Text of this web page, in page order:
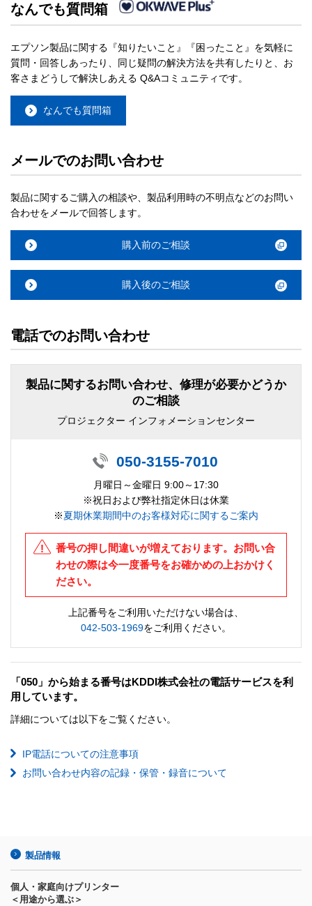
なんでも質問箱
エプソン製品に関する『知りたいこと』『困ったこと』を気軽に
質問・回答しあったり、同じ疑問の解決方法を共有したりと、お
客さまどうしで解決しあえる Q&Aコミュニティです。
なんでも質問箱
メールでのお問い合わせ
製品に関するご購入の相談や、製品利用時の不明点などのお問い
合わせをメールで回答します。
購入前のご相談
購入後のご相談
電話でのお問い合わせ
製品に関するお問い合わせ、修理が必要かどうか
のご相談
プロジェクター インフォメーションセンター
050-3155-7010
月曜日～金曜日 9:00～17:30
※祝日および弊社指定休日は休業
※夏期休業期間中のお客様対応に関するご案内
番号の押し間違いが増えております。お問い合
わせの際は今一度番号をお確かめの上おかけく
ださい。
上記番号をご利用いただけない場合は、
042-503-1969をご利用ください。
「050」から始まる番号はKDDI株式会社の電話サービスを利
用しています。
詳細については以下をご覧ください。
IP電話についての注意事項
お問い合わせ内容の記録・保管・録音について
製品情報
個人・家庭向けプリンター
＜用途から選ぶ＞